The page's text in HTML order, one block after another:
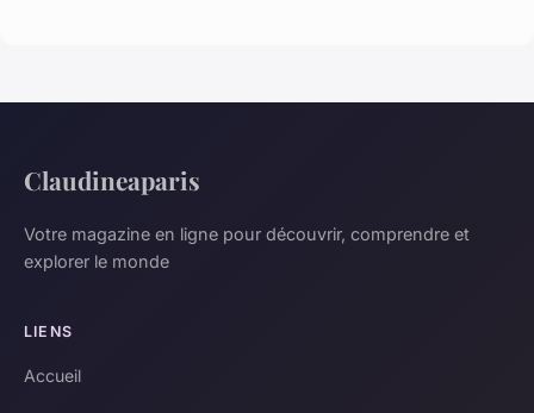
Claudineaparis
Votre magazine en ligne pour découvrir, comprendre et
explorer le monde
LIENS
Accueil